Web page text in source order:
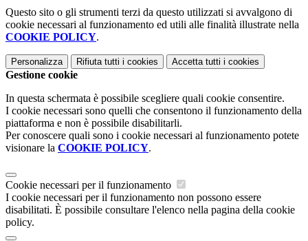
Questo sito o gli strumenti terzi da questo utilizzati si avvalgono di
cookie necessari al funzionamento ed utili alle finalità illustrate nella
COOKIE POLICY.
Personalizza Rifiuta tutti i cookies Accetta tutti i cookies
Gestione cookie
In questa schermata è possibile scegliere quali cookie consentire.
I cookie necessari sono quelli che consentono il funzionamento della
piattaforma e non è possibile disabilitarli.
Per conoscere quali sono i cookie necessari al funzionamento potete
visionare la COOKIE POLICY.
Cookie necessari per il funzionamento
I cookie necessari per il funzionamento non possono essere
disabilitati. È possibile consultare l'elenco nella pagina della cookie
policy.